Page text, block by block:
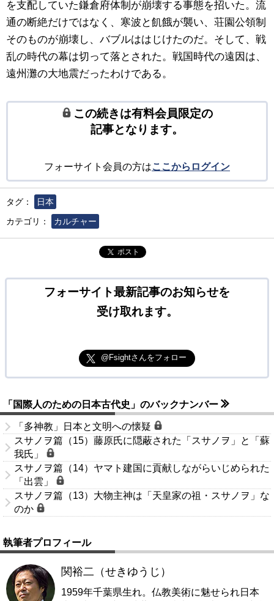
を支配していた鎌倉府体制が崩壊する事態を招いた。流
通の断絶だけではなく、寒波と飢餓が襲い、荘園公領制
そのものが崩壊し、バブルははじけたのだ。そして、戦
乱の時代の幕は切って落とされた。戦国時代の遠因は、
遠州灘の大地震だったわけである。
この続きは有料会員限定の
記事となります。
フォーサイト会員の方はここからログイン
タグ：
日本
カテゴリ：
カルチャー
ポスト
フォーサイト最新記事のお知らせを
受け取れます。
@Fsightさんをフォロー
「国際人のための日本古代史」のバックナンバー
「多神教」日本と文明への懐疑
スサノヲ篇（15）藤原氏に隠蔽された「スサノヲ」と「蘇
我氏」
スサノヲ篇（14）ヤマト建国に貢献しながらいじめられた
「出雲」
スサノヲ篇（13）大物主神は「天皇家の祖・スサノヲ」な
のか
執筆者プロフィール
関裕二（せきゆうじ）
1959年千葉県生れ。仏教美術に魅せられ日本